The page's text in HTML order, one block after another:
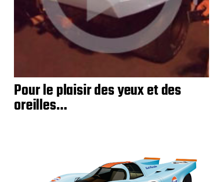
Pour le plaisir des yeux et des
oreilles…